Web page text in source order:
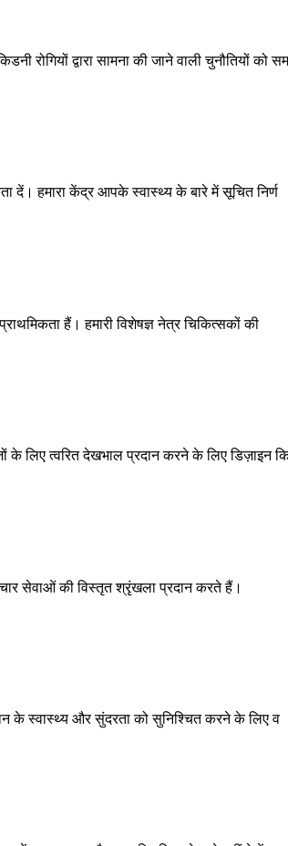
द्वारा सामना की जाने वाली चुनौतियों को
हमारा केंद्र आपके स्वास्थ्य के बारे में सूचित निर्ण
हैं। हमारी विशेषज्ञ नेत्र चिकित्सकों की
के लिए त्वरित देखभाल प्रदान करने के लिए डिज़ाइन
सेवाओं की विस्तृत श्रृंखला प्रदान करते हैं।
के स्वास्थ्य और सुंदरता को सुनिश्चित करने के लिए व